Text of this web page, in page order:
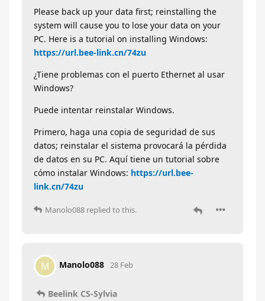
Please back up your data first; reinstalling the
system will cause you to lose your data on your
PC. Here is a tutorial on installing Windows:
https://url.bee-link.cn/74zu
¿Tiene problemas con el puerto Ethernet al usar
Windows?
Puede intentar reinstalar Windows.
Primero, haga una copia de seguridad de sus
datos; reinstalar el sistema provocará la pérdida
de datos en su PC. Aquí tiene un tutorial sobre
cómo instalar Windows: https://url.bee-
link.cn/74zu
Manolo088 replied to this.
M Manolo088 28 Feb
Beelink CS-Sylvia